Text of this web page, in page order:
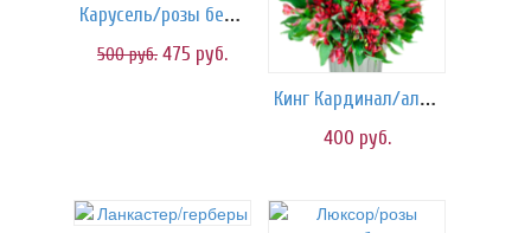
Карусель/розы бело-розовые
500руб. 475 руб.
Кинг Кардинал/альстромерия
400 руб.